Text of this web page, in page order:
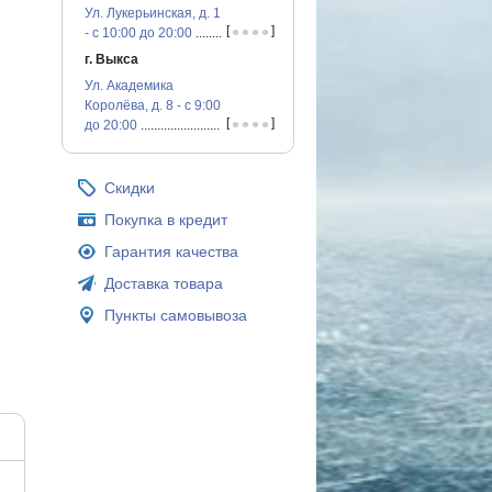
Ул. Лукерьинская, д. 1
- с 10:00 до 20:00...............................................
[•••• ]
г. Выкса
Ул. Академика
Королёва, д. 8 - с 9:00
до 20:00...............................................
[•••• ]
Скидки
Покупка в кредит
Гарантия качества
Доставка товара
Пункты самовывоза